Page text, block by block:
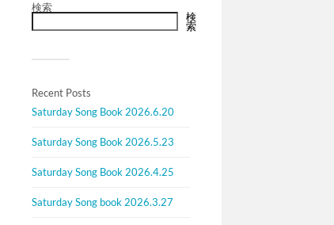
検索
検
索
Recent Posts
Saturday Song Book 2026.6.20
Saturday Song Book 2026.5.23
Saturday Song Book 2026.4.25
Saturday Song book 2026.3.27